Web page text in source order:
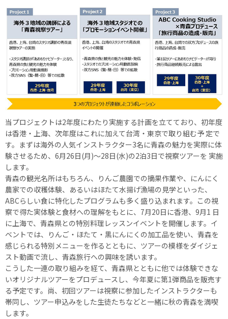
当プロジェクトは2年度にわたり実施する計画を立てており、初年度
は香港・上海、次年度はこれに加えて台湾・東京で取り組む予 定で
す。まずは海外の人気インストラクター3名に青森の魅力を実際に体
験させるため、6月26日(月)～28日(水)の2泊3日で視察ツアーを 実施
します。
青森の観光名所はもちろん、りんご農園での摘果作業や、にんにく
農家での収穫体験、あるいはほたて水揚げ漁場の見学といった、
ABCらしい食に特化したプログラムも多く盛り込まれます。この視
察で得た実体験と食材への理解をもとに、7月20日に香港、9月1 日
に上海で、青森県との特別料理レッスンイベントを開催します。イ
ベントでは、りんご・ほたて・黒にんにくの加工品を使い、青森を
感じられる特別メニューを作るとともに、ツアーの模様をダイジェ
スト動画で流し、青森旅行への興味を誘います。
こうした一連の取り組みを経て、青森県とともに他では体験できな
いオリジナルツアーをプロデュースし、今年夏に第1弾商品を販売す
る予定です。尚、初回ツアーは視察に参加したインストラクターも
帯同し、ツアー申込みをした生徒たちなどと一緒に秋の青森を満喫
します。